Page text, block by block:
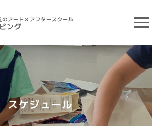
のアート＆アフタースクール
ング
スケジュール